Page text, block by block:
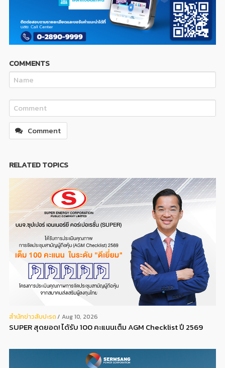
COMMENTS
Comment
RELATED TOPICS
สํานักข่าวสับปะรด Aug 10, 2026
SUPER สุดยอด! ได้รับ 100 คะแนนเต็ม AGM Checklist ปี 2569